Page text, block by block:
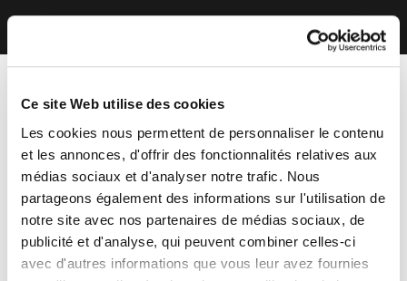
Ce site Web utilise des cookies
Les cookies nous permettent de personnaliser le contenu
et les annonces, d'offrir des fonctionnalités relatives aux
médias sociaux et d'analyser notre trafic. Nous
partageons également des informations sur l'utilisation de
notre site avec nos partenaires de médias sociaux, de
publicité et d'analyse, qui peuvent combiner celles-ci
avec d'autres informations que vous leur avez fournies